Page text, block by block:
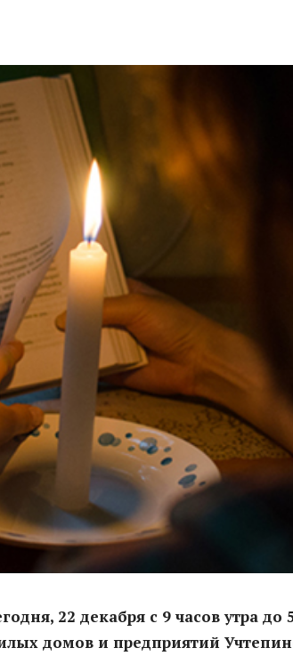
22 декабря с 9 часов утра до
домов и предприятий